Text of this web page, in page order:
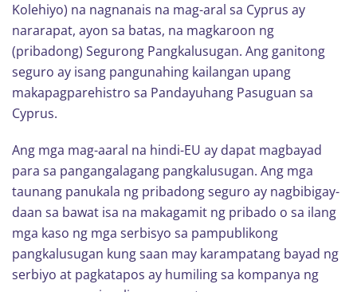
Kolehiyo) na nagnanais na mag-aral sa Cyprus ay
nararapat, ayon sa batas, na magkaroon ng
(pribadong) Segurong Pangkalusugan. Ang ganitong
seguro ay isang pangunahing kailangan upang
makapagparehistro sa Pandayuhang Pasuguan sa
Cyprus.
Ang mga mag-aaral na hindi-EU ay dapat magbayad
para sa pangangalagang pangkalusugan. Ang mga
taunang panukala ng pribadong seguro ay nagbibigay-
daan sa bawat isa na makagamit ng pribado o sa ilang
mga kaso ng mga serbisyo sa pampublikong
pangkalusugan kung saan may karampatang bayad ng
serbiyo at pagkatapos ay humiling sa kompanya ng